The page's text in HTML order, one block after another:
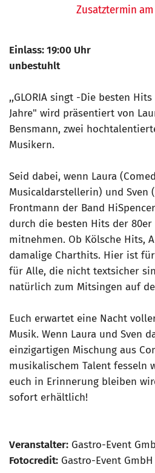
Zusatztermin am
Einlass: 19:00 Uhr
unbestuhlt
,,GLORIA singt -Die besten
Jahre" wird präsentiert von
Bensmann, zwei
Musikern.
Seid dabei, wenn Laura
Musicaldarstellerin) und Sven
Frontmann der Band
durch die besten Hits der 80er
mitnehmen. Ob Kölsche Hits,
damalige Charthits. Hier ist
für Alle, die nicht textsicher
natürlich zum Mitsingen auf
Euch erwartet eine Nacht
Musik. Wenn Laura und Sven
einzigartigen Mischung aus
musikalischem Talent fesseln
euch in Erinnerung bleiben
sofort erhältlich!
Veranstalter: Gastro-Event
Fotocredit: Gastro-Event